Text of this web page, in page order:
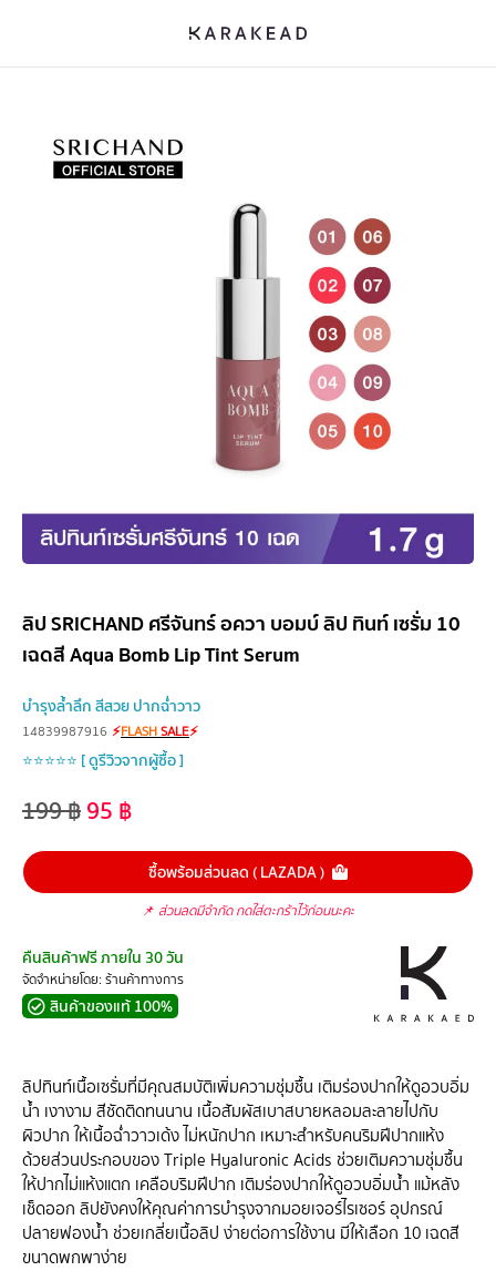
ลิป SRICHAND ศรีจันทร์ อควา บอมบ์ ลิป ทินท์ เซรั่ม 10
เฉดสี Aqua Bomb Lip Tint Serum
บำรุงล้ำลึก สีสวย ปากฉ่ำวาว
14839987916 ⚡FLASHSALE⚡
⭐⭐⭐⭐⭐ [ ดูรีวิวจากผู้ซื้อ ]
199฿95 ฿
ซื้อพร้อมส่วนลด ( LAZADA )
📌 ส่วนลดมีจำกัด กดใส่ตะกร้าไว้ก่อนนะคะ
คืนสินค้าฟรี ภายใน 30 วัน
จัดจำหน่ายโดย: ร้านค้าทางการ
สินค้าของแท้ 100%
ลิปทินท์เนื้อเซรั่มที่มีคุณสมบัติเพิ่มความชุ่มชื้น เติมร่องปากให้ดูอวบอิ่ม
น้ำ เงางาม สีชัดติดทนนาน เนื้อสัมผัสเบาสบายหลอมละลายไปกับ
ผิวปาก ให้เนื้อฉ่ำวาวเด้ง ไม่หนักปาก เหมาะสำหรับคนริมฝีปากแห้ง
ด้วยส่วนประกอบของ Triple Hyaluronic Acids ช่วยเติมความชุ่มชื้น
ให้ปากไม่แห้งแตก เคลือบริมฝีปาก เติมร่องปากให้ดูอวบอิ่มน้ำ แม้หลัง
เช็ดออก ลิปยังคงให้คุณค่าการบำรุงจากมอยเจอร์ไรเซอร์ อุปกรณ์
ปลายฟองน้ำ ช่วยเกลี่ยเนื้อลิป ง่ายต่อการใช้งาน มีให้เลือก 10 เฉดสี
ขนาดพกพาง่าย